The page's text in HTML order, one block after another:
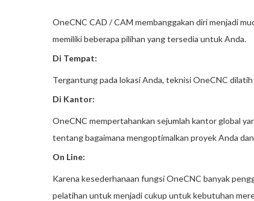
OneCNC CAD / CAM membanggakan diri menjadi
memiliki beberapa pilihan yang tersedia untuk Anda.
Di Tempat:
Tergantung pada lokasi Anda, teknisi OneCNC
Di Kantor:
OneCNC mempertahankan sejumlah kantor global
tentang bagaimana mengoptimalkan proyek Anda
On Line:
Karena kesederhanaan fungsi OneCNC banyak
pelatihan untuk menjadi cukup untuk kebutuhan